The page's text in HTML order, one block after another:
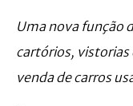
Uma nova função
cartórios, vistorias
venda de carros